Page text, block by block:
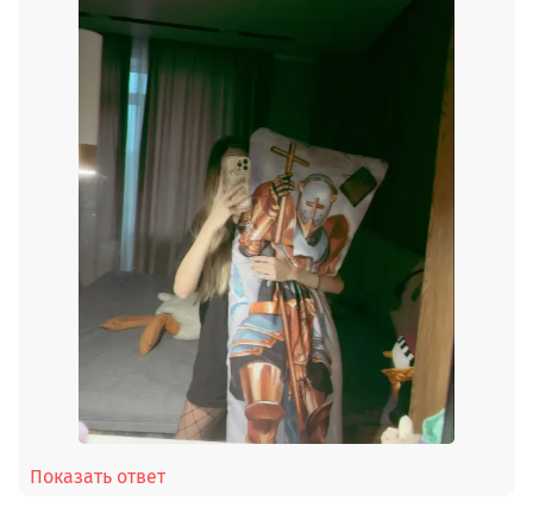
Показать ответ